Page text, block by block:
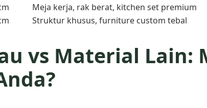
Meja kerja, rak berat, kitchen set premium
Struktur khusus, furniture custom tebal
vs Material Lain: